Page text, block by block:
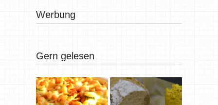
Werbung
Gern gelesen